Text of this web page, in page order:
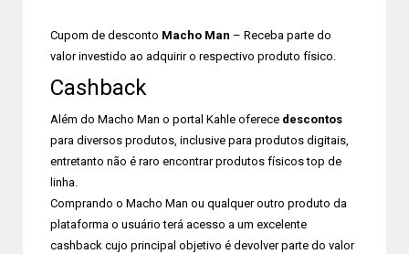
Cupom de desconto Macho Man – Receba parte do
valor investido ao adquirir o respectivo produto físico.
Cashback
Além do Macho Man o portal Kahle oferece descontos
para diversos produtos, inclusive para produtos digitais,
entretanto não é raro encontrar produtos físicos top de
linha.
Comprando o Macho Man ou qualquer outro produto da
plataforma o usuário terá acesso a um excelente
cashback cujo principal objetivo é devolver parte do valor